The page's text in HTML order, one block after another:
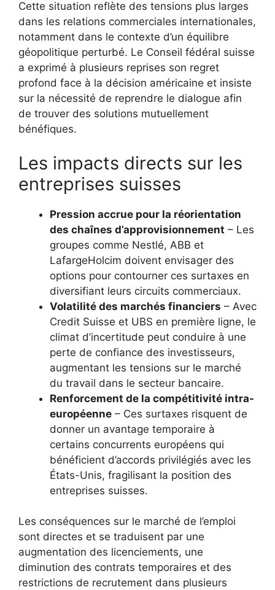
Cette situation reflète des tensions plus larges
dans les relations commerciales internationales,
notamment dans le contexte d’un équilibre
géopolitique perturbé. Le Conseil fédéral suisse
a exprimé à plusieurs reprises son regret
profond face à la décision américaine et insiste
sur la nécessité de reprendre le dialogue afin
de trouver des solutions mutuellement
bénéfiques.
Les impacts directs sur les
entreprises suisses
Pression accrue pour la réorientation
des chaînes d’approvisionnement – Les
groupes comme Nestlé, ABB et
LafargeHolcim doivent envisager des
options pour contourner ces surtaxes en
diversifiant leurs circuits commerciaux.
Volatilité des marchés financiers – Avec
Credit Suisse et UBS en première ligne, le
climat d’incertitude peut conduire à une
perte de confiance des investisseurs,
augmentant les tensions sur le marché
du travail dans le secteur bancaire.
Renforcement de la compétitivité intra-
européenne – Ces surtaxes risquent de
donner un avantage temporaire à
certains concurrents européens qui
bénéficient d’accords privilégiés avec les
États-Unis, fragilisant la position des
entreprises suisses.
Les conséquences sur le marché de l’emploi
sont directes et se traduisent par une
augmentation des licenciements, une
diminution des contrats temporaires et des
restrictions de recrutement dans plusieurs